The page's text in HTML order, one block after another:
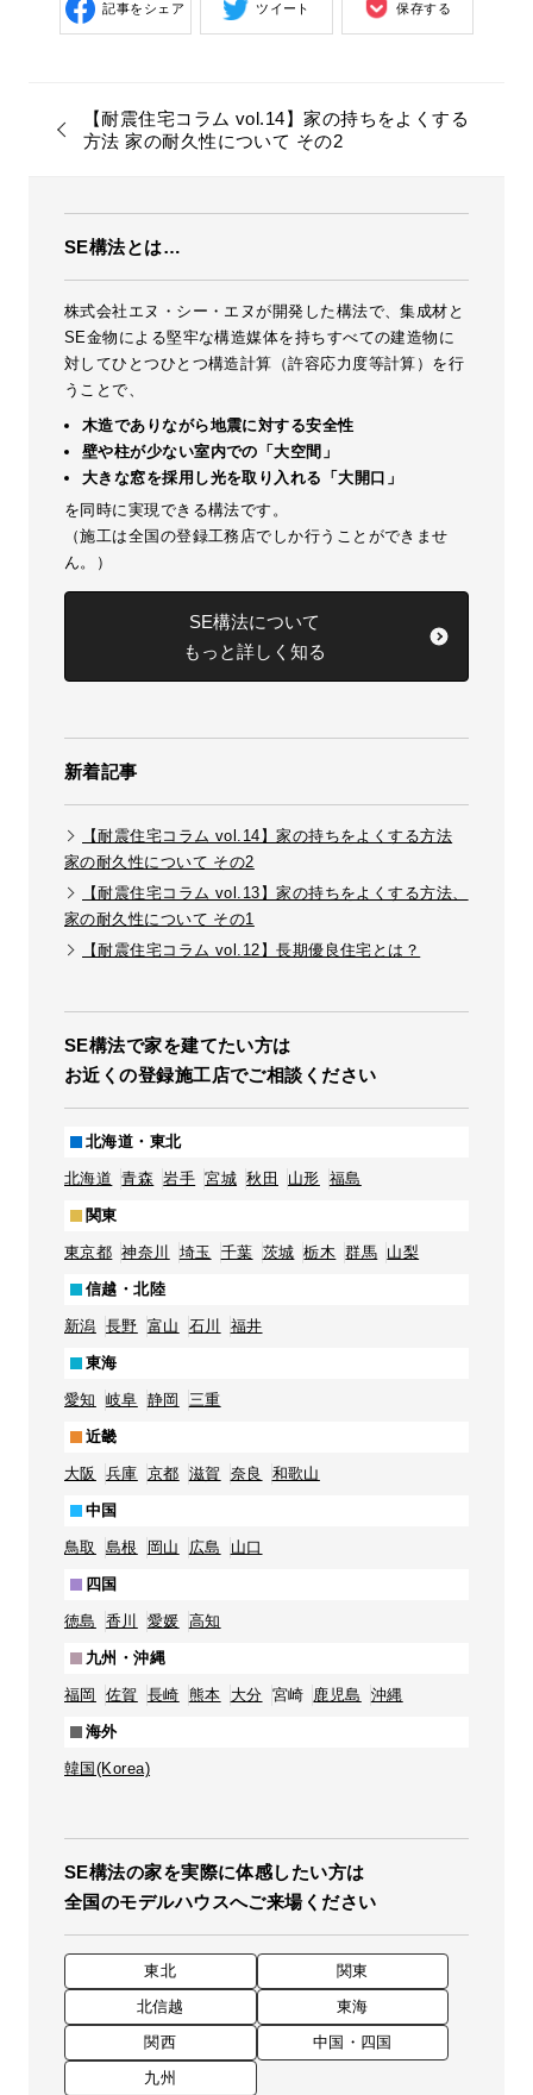
記事をシェア ツイート 保存する
【耐震住宅コラム vol.14】家の持ちをよくする
方法 家の耐久性について その2
SE構法とは…
株式会社エヌ・シー・エヌが開発した構法で、集成材と
SE金物による堅牢な構造媒体を持ちすべての建造物に
対してひとつひとつ構造計算（許容応力度等計算）を行
うことで、
木造でありながら地震に対する安全性
壁や柱が少ない室内での「大空間」
大きな窓を採用し光を取り入れる「大開口」
を同時に実現できる構法です。
（施工は全国の登録工務店でしか行うことができませ
ん。）
SE構法について
もっと詳しく知る
新着記事
【耐震住宅コラム vol.14】家の持ちをよくする方法
家の耐久性について その2
【耐震住宅コラム vol.13】家の持ちをよくする方法、
家の耐久性について その1
【耐震住宅コラム vol.12】長期優良住宅とは？
SE構法で家を建てたい方は
お近くの登録施工店でご相談ください
北海道・東北
北海道 青森 岩手 宮城 秋田 山形 福島
関東
東京都 神奈川 埼玉 千葉 茨城 栃木 群馬 山梨
信越・北陸
新潟 長野 富山 石川 福井
東海
愛知 岐阜 静岡 三重
近畿
大阪 兵庫 京都 滋賀 奈良 和歌山
中国
鳥取 島根 岡山 広島 山口
四国
徳島 香川 愛媛 高知
九州・沖縄
福岡 佐賀 長崎 熊本 大分 宮崎 鹿児島 沖縄
海外
韓国(Korea)
SE構法の家を実際に体感したい方は
全国のモデルハウスへご来場ください
東北
関東
北信越
東海
関西
中国・四国
九州